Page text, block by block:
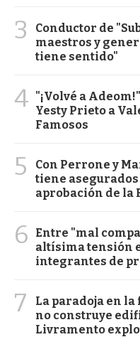
3
Conductor de
maestros y
tiene sentido"
4 "¡Volvé a
Yesty Prieto a
Famosos
5
Con Perrone y
tiene
aprobación de la
6
Entre "mal
altísima tensión
integrantes de
7
La paradoja en
no construye
Livramento